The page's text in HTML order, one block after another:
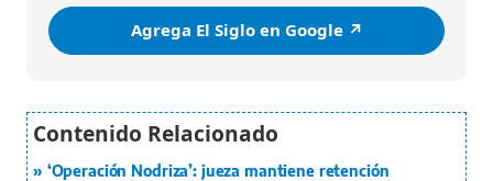
Agrega El Siglo en Google ↗️
‘Operación Nodriza’: jueza mantiene retención